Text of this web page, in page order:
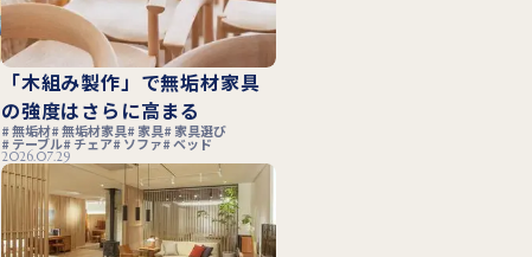
「木組み製作」で無垢材家具
の強度はさらに高まる
無垢材 無垢材家具 家具 家具選び
テーブル チェア ソファ ベッド
2026.07.29